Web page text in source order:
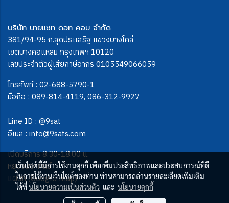
บริษัท นายแซท ดอท คอม จำกัด
381/94-95 ถ.สุดประเสริฐ แขวงบางโคล่
เขตบางคอแหลม กรุงเทพฯ 10120
เลขประจำตัวผู้เสียภาษีอากร 0105549066059
โทรศัพท์ : 02-688-5790-1
มือถือ : 089-814-4119, 086-312-9927
Line ID : @9sat
อีเมล : info@9sats.com
เปิดบริการ 8.30-18.00 น.
หยุดวันอาทิตย์
แผนที่ (Google map)
เว็บไซต์นี้มีการใช้งานคุกกี้ เพื่อเพิ่มประสิทธิภาพและประสบการณ์ที่ดี
ในการใช้งานเว็บไซต์ของท่าน ท่านสามารถอ่านรายละเอียดเพิ่มเติม
ได้ที่นโยบายความเป็นส่วนตัว และ นโยบายคุกกี้